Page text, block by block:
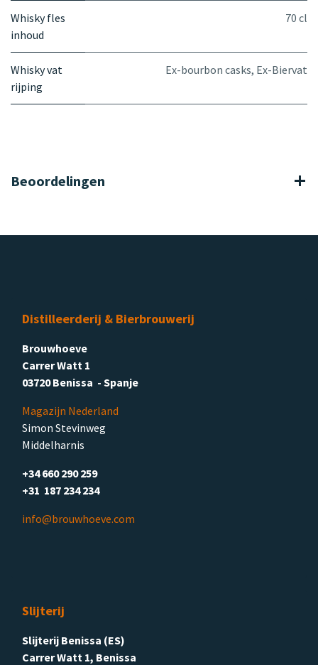
Whisky fles
inhoud
70 cl
Whisky vat
rijping
Ex-bourbon casks, Ex-Biervat
Beoordelingen
Distilleerderij & Bierbrouwerij
Brouwhoeve
Carrer Watt 1
03720 Benissa - Spanje
Magazijn Nederland
Simon Stevinweg
Middelharnis
+34 660 290 259
+31 187 234 234
info@brouwhoeve.com
Slijterij
Slijterij Benissa (ES)
Carrer Watt 1, Benissa